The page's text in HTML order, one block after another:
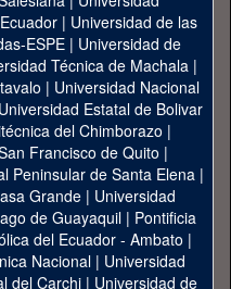
| Universidad de las
ESPE | Universidad de
Técnica de Machala|
| Universidad Nacional
Universidad Estatal de Bolivar
del Chimborazo |
Francisco de Quito |
Peninsular de Santa Elena|
Grande | Universidad
de Guayaquil| Pontificia
del Ecuador - Ambato |
Nacional| Universidad
del Carchi| Universidad de